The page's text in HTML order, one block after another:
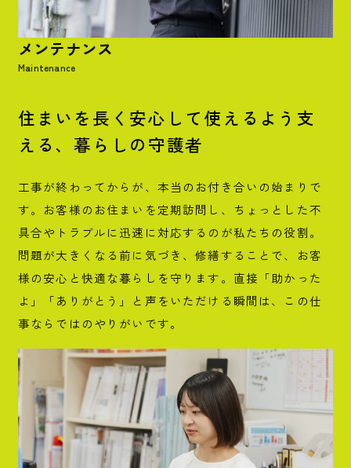
メンテナンス
Maintenance
住まいを長く安心して使えるよう支
える、暮らしの守護者
工事が終わってからが、本当のお付き合いの始まりで
す。お客様のお住まいを定期訪問し、ちょっとした不
具合やトラブルに迅速に対応するのが私たちの役割。
問題が大きくなる前に気づき、修繕することで、お客
様の安心と快適な暮らしを守ります。直接「助かった
よ」「ありがとう」と声をいただける瞬間は、この仕
事ならではのやりがいです。